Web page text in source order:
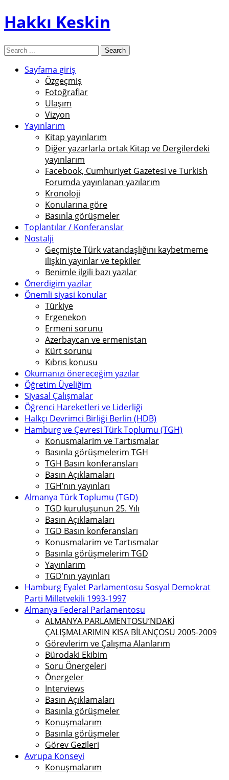
Hakkı Keskin
Sayfama giriş
Özgeçmiş
Fotoğraflar
Ulaşım
Vizyon
Yayınlarım
Kitap yayınlarım
Diğer yazarlarla ortak Kitap ve Dergilerdeki
yayınlarım
Facebook, Cumhuriyet Gazetesi ve Turkish
Forumda yayınlanan yazılarım
Kronoloji
Konularına göre
Basınla görüşmeler
Toplantılar / Konferanslar
Nostalji
Geçmişte Türk vatandaşlığını kaybetmeme
ilişkin yayınlar ve tepkiler
Benimle ilgili bazı yazılar
Önerdigim yazilar
Önemli siyasi konular
Türkiye
Ergenekon
Ermeni sorunu
Azerbaycan ve ermenistan
Kürt sorunu
Kıbrıs konusu
Okumanızı önereceğim yazılar
Öğretim Üyeliğim
Siyasal Çalışmalar
Öğrenci Hareketleri ve Liderliği
Halkçı Devrimci Birliği Berlin (HDB)
Hamburg ve Çevresi Türk Toplumu (TGH)
Konusmalarim ve Tartısmalar
Basınla görüşmelerim TGH
TGH Basın konferansları
Basın Açıklamaları
TGH’nın yayınları
Almanya Türk Toplumu (TGD)
TGD kuruluşunun 25. Yılı
Basın Açıklamaları
TGD Basın konferansları
Konusmalarim ve Tartısmalar
Basınla görüşmelerim TGD
Yayınlarım
TGD’nın yayınları
Hamburg Eyalet Parlamentosu Sosyal Demokrat
Parti Milletvekili 1993-1997
Almanya Federal Parlamentosu
ALMANYA PARLAMENTOSU’NDAKİ
ÇALIŞMALARIMIN KISA BİLANÇOSU 2005-2009
Görevlerim ve Çalışma Alanlarım
Bürodaki Ekibim
Soru Önergeleri
Önergeler
Interviews
Basın Açıklamaları
Basınla görüşmeler
Konuşmalarım
Basınla görüşmeler
Görev Gezileri
Avrupa Konseyi
Konuşmalarım